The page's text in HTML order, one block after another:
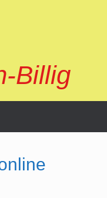
Billig